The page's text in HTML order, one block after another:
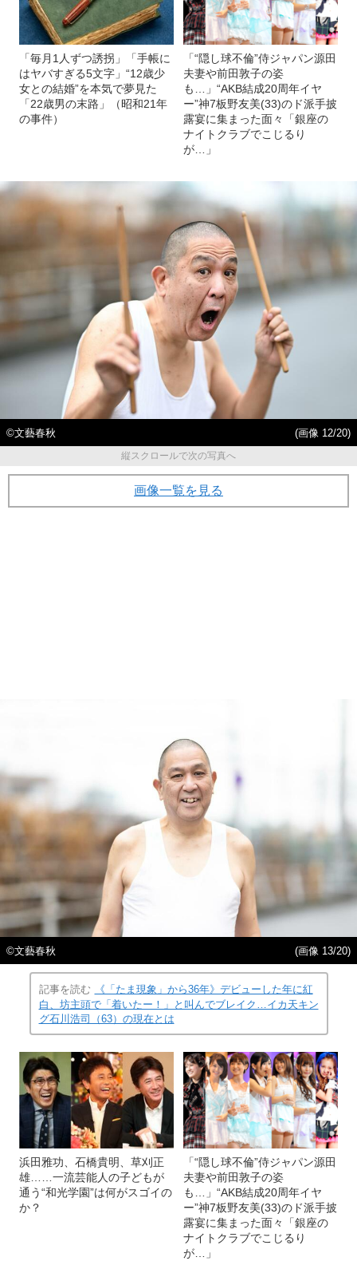
「毎月1人ずつ誘拐」「手帳に
はヤバすぎる5文字」“12歳少
女との結婚”を本気で夢見た
「22歳男の末路」（昭和21年
の事件）
「“隠し球不倫”侍ジャパン源田
夫妻や前田敦子の姿
も…」“AKB結成20周年イヤ
ー”神7板野友美(33)のド派手披
露宴に集まった面々「銀座の
ナイトクラブでこじるり
が…」
©︎文藝春秋
(画像 12/20)
縦スクロールで次の写真へ
画像一覧を見る
©︎文藝春秋 (画像 13/20)
記事を読む
《「たま現象」から36年》デビューした年に紅
白、坊主頭で「着いたー！」と叫んでブレイク…イカ天キン
グ石川浩司（63）の現在とは
浜田雅功、石橋貴明、草刈正
雄……一流芸能人の子どもが
通う“和光学園”は何がスゴイの
か？
「“隠し球不倫”侍ジャパン源田
夫妻や前田敦子の姿
も…」“AKB結成20周年イヤ
ー”神7板野友美(33)のド派手披
露宴に集まった面々「銀座の
ナイトクラブでこじるり
が…」